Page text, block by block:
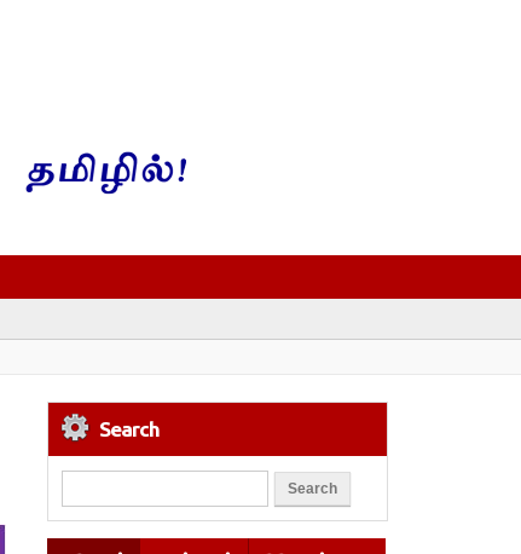
Search